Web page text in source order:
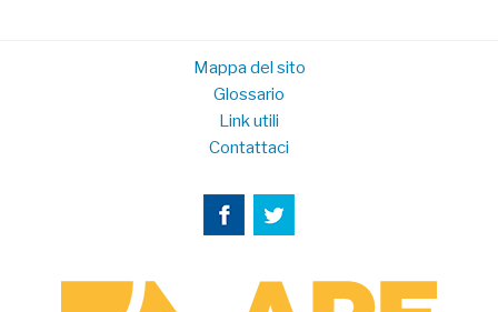
Mappa del sito
Glossario
Link utili
Contattaci